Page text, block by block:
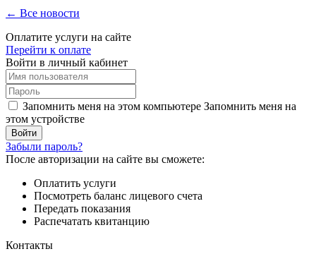
← Все новости
Оплатите услуги на сайте
Перейти к оплате
Войти в личный кабинет
Запомнить меня на этом компьютере Запомнить меня на
этом устройстве
Забыли пароль?
После авторизации на сайте вы сможете:
Оплатить услуги
Посмотреть баланс лицевого счета
Передать показания
Распечатать квитанцию
Контакты